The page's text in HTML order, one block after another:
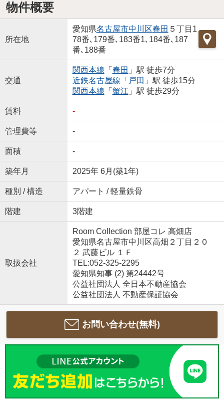
物件概要
所在地
愛知県名古屋市中川区春田 ５丁目1
78番､179番､183番1､184番､187
番､188番
交通
関西本線 「 春田 」駅 徒歩7分
近鉄名古屋線 「 戸田 」駅 徒歩15分
関西本線 「 蟹江 」駅 徒歩29分
賃料 -
管理費等 -
面積 -
築年月 2025年 6月(築1年)
種別 / 構造 アパート / 軽量鉄骨
階建 3階建
取扱会社
Room Collection 部屋コレ 高畑店
愛知県名古屋市中川区高畑２丁目２０
２ 武藤ビル １Ｆ
TEL:052-325-2295
愛知県知事 (2) 第24442号
公益社団法人 全日本不動産協会
公益社団法人 不動産保証協会
お問い合わせ(無料)